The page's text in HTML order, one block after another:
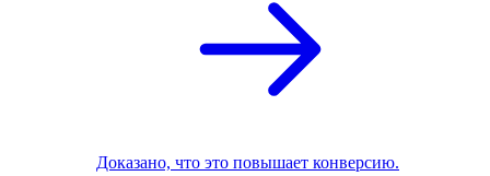
Доказано, что это повышает конверсию.